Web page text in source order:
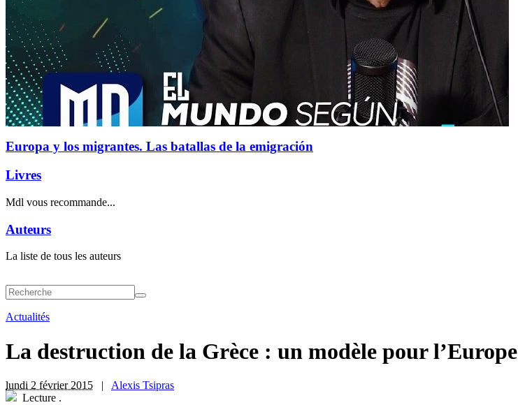
Europa y los migrantes. Las batallas de la emigración
Livres
Mdl vous recommande...
Auteurs
La liste de tous les auteurs
Actualités
La destruction de la Grèce : un modèle pour l’Europe
lundi 2 février 2015 | Alexis Tsipras
Lecture .